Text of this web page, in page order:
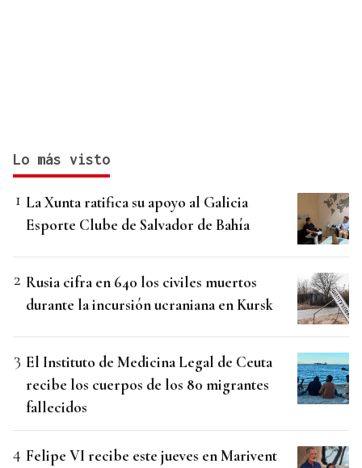
Lo más visto
La Xunta ratifica su apoyo al Galicia
Esporte Clube de Salvador de Bahía
Rusia cifra en 640 los civiles muertos
durante la incursión ucraniana en Kursk
El Instituto de Medicina Legal de Ceuta
recibe los cuerpos de los 80 migrantes
fallecidos
Felipe VI recibe este jueves en Marivent